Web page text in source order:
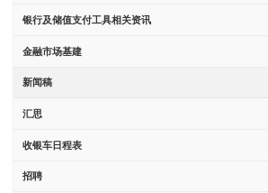
银行及储值支付工具相关资讯
金融市场基建
新闻稿
汇思
收银车日程表
招聘